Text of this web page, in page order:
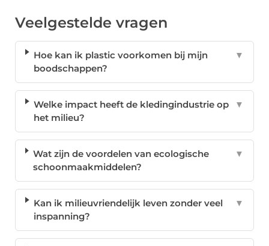
Veelgestelde vragen
Hoe kan ik plastic voorkomen bij mijn
boodschappen?
▼
Welke impact heeft de kledingindustrie op
het milieu?
▼
Wat zijn de voordelen van ecologische
schoonmaakmiddelen?
▼
Kan ik milieuvriendelijk leven zonder veel
inspanning?
▼